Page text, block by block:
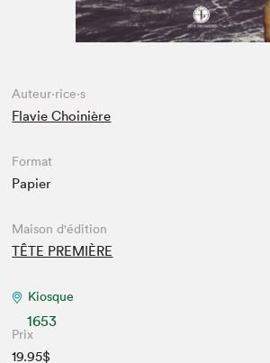
Auteur·rice·s
Flavie Choinière
Format
Papier
Maison d'édition
TÊTE PREMIÈRE
Kiosque
1653
Prix
19.95$